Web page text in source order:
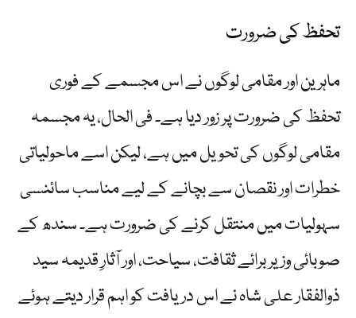
تحفظ کی ضرورت
ماہرین اور مقامی لوگوں نے اس مجسمے کے فوری
تحفظ کی ضرورت پر زور دیا ہے۔ فی الحال، یہ مجسمہ
مقامی لوگوں کی تحویل میں ہے، لیکن اسے ماحولیاتی
خطرات اور نقصان سے بچانے کے لیے مناسب سائنسی
سہولیات میں منتقل کرنے کی ضرورت ہے۔ سندھ کے
صوبائی وزیر برائے ثقافت، سیاحت، اور آثارِ قدیمہ سید
ذوالفقار علی شاہ نے اس دریافت کو اہم قرار دیتے ہوئے